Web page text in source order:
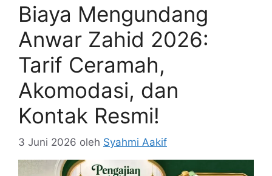
Biaya Mengundang
Anwar Zahid 2026:
Tarif Ceramah,
Akomodasi, dan
Kontak Resmi!
3 Juni 2026 oleh Syahmi Aakif